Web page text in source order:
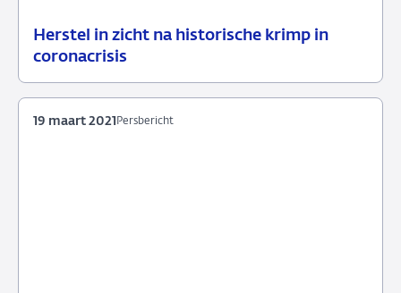
Herstel in zicht na historische krimp in
coronacrisis
22
Persbericht
Persbericht
19 maart 2021